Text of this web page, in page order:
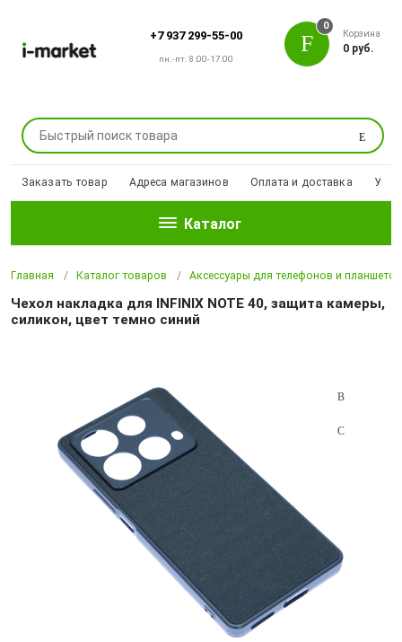
+7 937 299-55-00
пн.-пт. 8:00-17:00
Поиск
0
Корзина
0 руб.
Заказать товар Адреса магазинов Оплата и доставка
Каталог
Главная Каталог товаров Аксессуары для телефонов и планшетов
Чехол накладка для INFINIX NOTE 40, защита камеры,
силикон, цвет темно синий